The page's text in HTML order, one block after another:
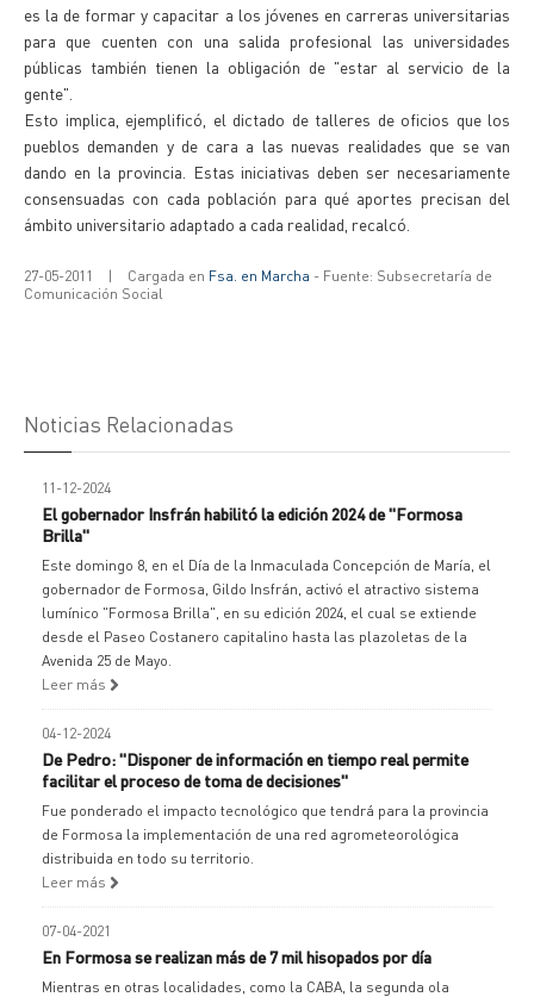
es la de formar y capacitar a los jóvenes en carreras universitarias
para que cuenten con una salida profesional las universidades
públicas también tienen la obligación de "estar al servicio de la
gente".
Esto implica, ejemplificó, el dictado de talleres de oficios que los
pueblos demanden y de cara a las nuevas realidades que se van
dando en la provincia. Estas iniciativas deben ser necesariamente
consensuadas con cada población para qué aportes precisan del
ámbito universitario adaptado a cada realidad, recalcó.
27-05-2011 | Cargada en Fsa. en Marcha - Fuente: Subsecretaría de
Comunicación Social
Noticias Relacionadas
11-12-2024
El gobernador Insfrán habilitó la edición 2024 de "Formosa
Brilla"
Este domingo 8, en el Día de la Inmaculada Concepción de María, el
gobernador de Formosa, Gildo Insfrán, activó el atractivo sistema
lumínico "Formosa Brilla", en su edición 2024, el cual se extiende
desde el Paseo Costanero capitalino hasta las plazoletas de la
Avenida 25 de Mayo.
Leer más
04-12-2024
De Pedro: "Disponer de información en tiempo real permite
facilitar el proceso de toma de decisiones"
Fue ponderado el impacto tecnológico que tendrá para la provincia
de Formosa la implementación de una red agrometeorológica
distribuida en todo su territorio.
Leer más
07-04-2021
En Formosa se realizan más de 7 mil hisopados por día
Mientras en otras localidades, como la CABA, la segunda ola